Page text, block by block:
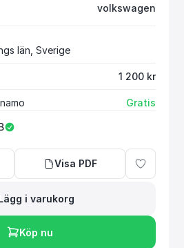
volkswagen
län, Sverige
1 200 kr
Gratis
Visa PDF
i varukorg
Köp nu